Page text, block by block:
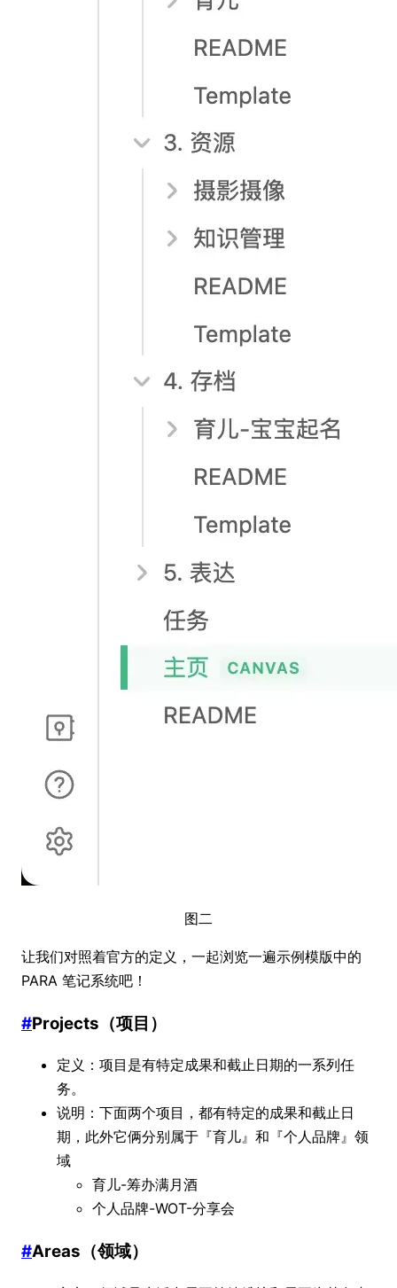
图二
让我们对照着官方的定义，一起浏览一遍示例模版中的
PARA 笔记系统吧！
#Projects（项目）
定义：项目是有特定成果和截止日期的一系列任
务。
说明：下面两个项目，都有特定的成果和截止日
期，此外它俩分别属于『育儿』和『个人品牌』领
域
育儿-筹办满月酒
个人品牌-WOT-分享会
#Areas（领域）